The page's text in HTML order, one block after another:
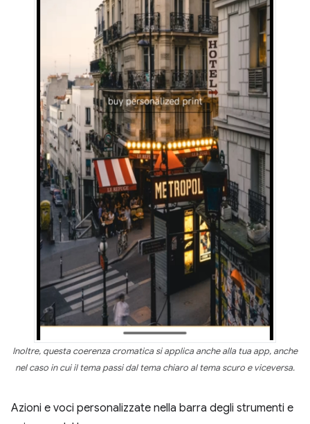
Inoltre, questa coerenza cromatica si applica anche alla tua app, anche
nel caso in cui il tema passi dal tema chiaro al tema scuro e viceversa.
Azioni e voci personalizzate nella barra degli strumenti e